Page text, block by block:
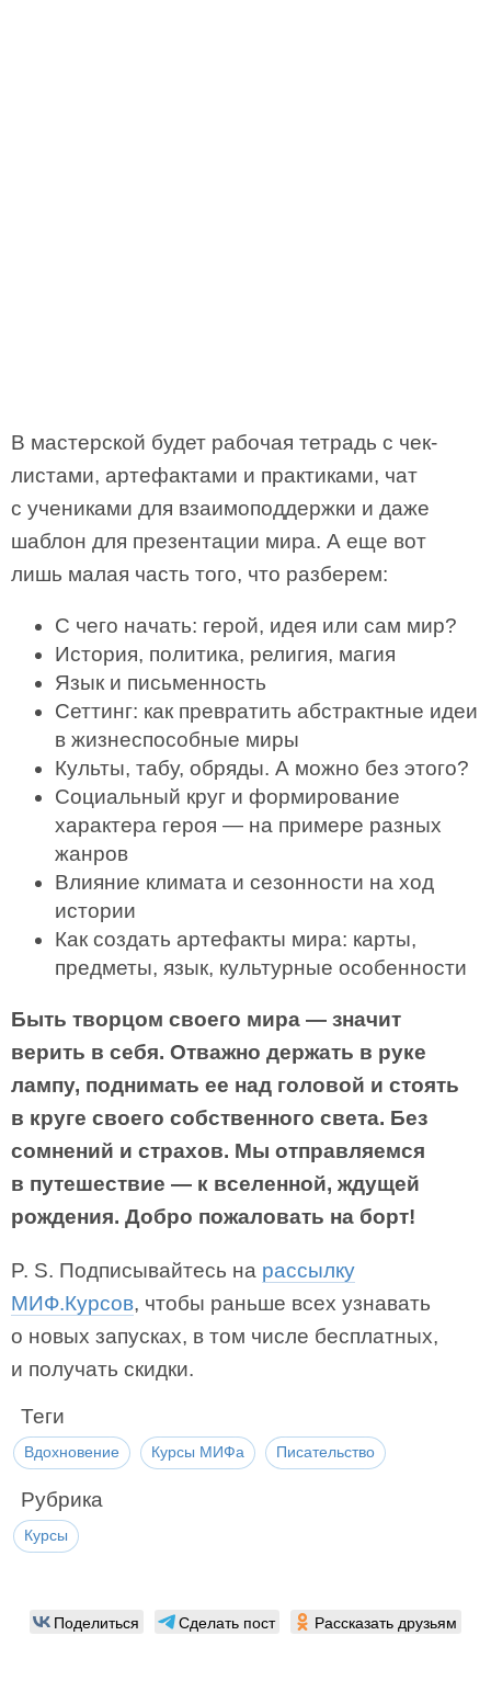
В мастерской будет рабочая тетрадь с чек-
листами, артефактами и практиками, чат
с учениками для взаимоподдержки и даже
шаблон для презентации мира. А еще вот
лишь малая часть того, что разберем:
С чего начать: герой, идея или сам мир?
История, политика, религия, магия
Язык и письменность
Сеттинг: как превратить абстрактные идеи
в жизнеспособные миры
Культы, табу, обряды. А можно без этого?
Социальный круг и формирование
характера героя — на примере разных
жанров
Влияние климата и сезонности на ход
истории
Как создать артефакты мира: карты,
предметы, язык, культурные особенности
Быть творцом своего мира — значит
верить в себя. Отважно держать в руке
лампу, поднимать ее над головой и стоять
в круге своего собственного света. Без
сомнений и страхов. Мы отправляемся
в путешествие — к вселенной, ждущей
рождения. Добро пожаловать на борт!
P. S. Подписывайтесь на рассылку
МИФ.Курсов, чтобы раньше всех узнавать
о новых запусках, в том числе бесплатных,
и получать скидки.
Теги
Вдохновение Курсы МИФа Писательство
Рубрика
Курсы
Поделиться Сделать пост Рассказать друзьям